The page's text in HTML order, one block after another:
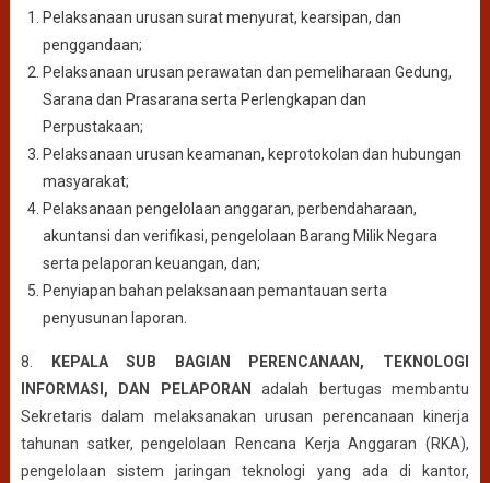
Pelaksanaan urusan surat menyurat, kearsipan, dan
penggandaan;
Pelaksanaan urusan perawatan dan pemeliharaan Gedung,
Sarana dan Prasarana serta Perlengkapan dan
Perpustakaan;
Pelaksanaan urusan keamanan, keprotokolan dan hubungan
masyarakat;
Pelaksanaan pengelolaan anggaran, perbendaharaan,
akuntansi dan verifikasi, pengelolaan Barang Milik Negara
serta pelaporan keuangan, dan;
Penyiapan bahan pelaksanaan pemantauan serta
penyusunan laporan.
8.
KEPALA SUB BAGIAN PERENCANAAN, TEKNOLOGI
INFORMASI, DAN PELAPORAN
adalah bertugas membantu
Sekretaris dalam melaksanakan urusan perencanaan kinerja
tahunan satker, pengelolaan Rencana Kerja Anggaran (RKA),
pengelolaan sistem jaringan teknologi yang ada di kantor,